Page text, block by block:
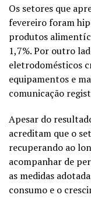
Os setores que
fevereiro foram
produtos
1,7%. Por outro
eletrodomésticos
equipamentos e
comunicação
Apesar do
acreditam que o
recuperando ao
acompanhar de
as medidas
consumo e o